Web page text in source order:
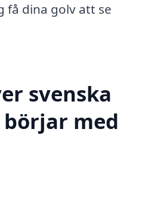
få dina golv att se
svenska
med